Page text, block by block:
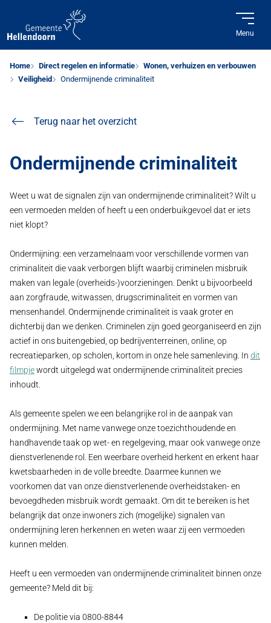
Menu
Home Direct regelen en informatie
Wonen, verhuizen en verbouwen
Veiligheid
Ondermijnende criminaliteit
Terug naar het overzicht
Ondermijnende criminaliteit
Weet u wat de signalen zijn van ondermijnende criminaliteit? Wilt u
een vermoeden melden of heeft u een onderbuikgevoel dat er iets
niet klopt?
Ondermijning: een verzamelnaam voor verschillende vormen van
criminaliteit die vaak verborgen blijft waarbij criminelen misbruik
maken van legale (overheids-)voorzieningen. Denkt u bijvoorbeeld
aan zorgfraude, witwassen, drugscriminaliteit en vormen van
mensenhandel. Ondermijnende criminaliteit is vaak groter en
dichterbij dan we denken. Criminelen zijn goed georganiseerd en zijn
actief in ons buitengebied, op bedrijventerreinen, online, op
recreatieparken, op scholen, kortom in onze hele samenleving. In dit
filmpjewordt uitgelegd wat ondermijnende criminaliteit precies
inhoudt.
Als gemeente spelen we een belangrijke rol in de aanpak van
ondermijning. Met name vanwege onze toezichthoudende en
handhavende taak op wet- en regelgeving, maar ook vanwege onze
dienstverlenende rol. Een weerbare overheid herkent en erkent haar
kwetsbaarheden in de volle breedte. Daarmee kunnen we
voorkomen dat van onze dienstverlenende overheidstaken- en
bevoegdheden misbruik wordt gemaakt. Om dit te bereiken is het
belangrijk dat onze inwoners zich (mogelijke) signalen van
ondermijning leren herkennen en weten waar zij een vermoeden
kunnen melden.
Heeft u een vermoeden van ondermijnende criminaliteit binnen onze
gemeente? Meld dit bij:
De politie via 0800-8844